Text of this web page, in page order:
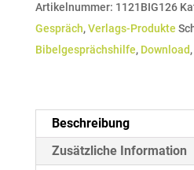
121
David
und
Erzählungen
aus
1.
Artikelnummer: 1121BIG126
Gespräch,Verlags-Produkte
Bibelgesprächshilfe, Download,
Beschreibung
Zusätzliche Information